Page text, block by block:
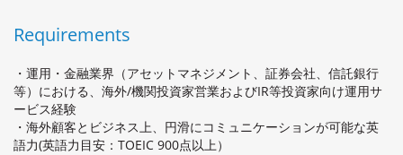
Requirements
・運用・金融業界（アセットマネジメント、証券会社、信託銀行
等）における、海外/機関投資家営業およびIR等投資家向け運用サ
ービス経験
・海外顧客とビジネス上、円滑にコミュニケーションが可能な英
語力(英語力目安：TOEIC 900点以上）